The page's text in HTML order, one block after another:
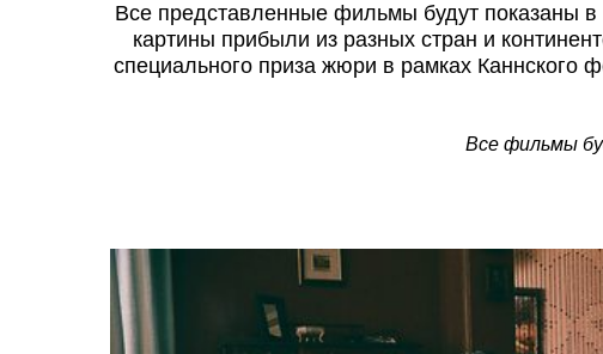
Все представленные фильмы будут показаны
картины прибыли из разных стран и
специального приза жюри в рамках Каннского
Все фильмы